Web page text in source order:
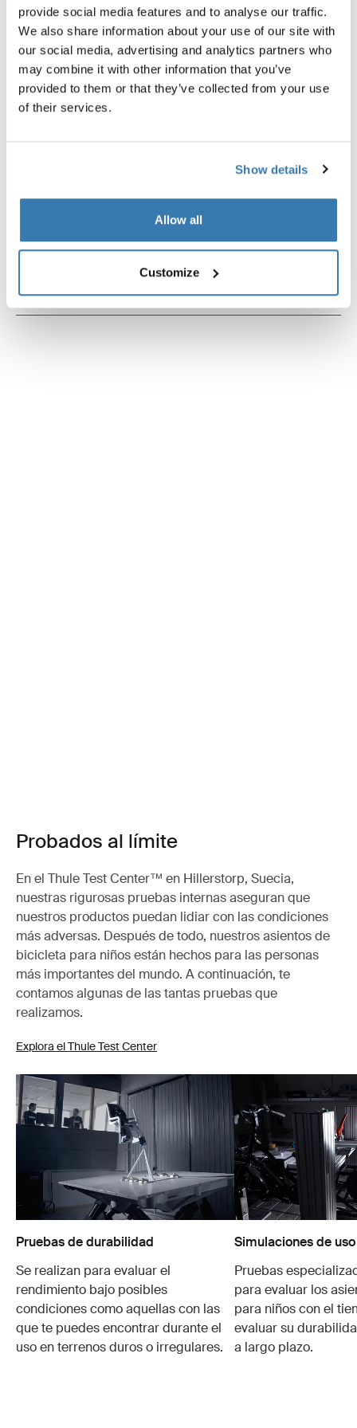
provide social media features and to analyse our traffic.
We also share information about your use of our site with
our social media, advertising and analytics partners who
may combine it with other information that you’ve
provided to them or that they’ve collected from your use
of their services.
Show details
Allow all
Customize
fijación de smartphone para bicicleta
negro
clip para arnés negro
Toggle features
Todas las características
Toggle techspec
Especificaciones técnicas
Instrucciones
Probados al límite
En el Thule Test Center™ en Hillerstorp, Suecia,
nuestras rigurosas pruebas internas aseguran que
nuestros productos puedan lidiar con las condiciones
más adversas. Después de todo, nuestros asientos de
bicicleta para niños están hechos para las personas
más importantes del mundo. A continuación, te
contamos algunas de las tantas pruebas que
realizamos.
Explora el Thule Test Center
Pruebas de durabilidad
Se realizan para evaluar el
rendimiento bajo posibles
condiciones como aquellas con las
que te puedes encontrar durante el
uso en terrenos duros o irregulares.
Simulaciones de
Pruebas
para evaluar los
para niños con el
evaluar su
a largo plazo.